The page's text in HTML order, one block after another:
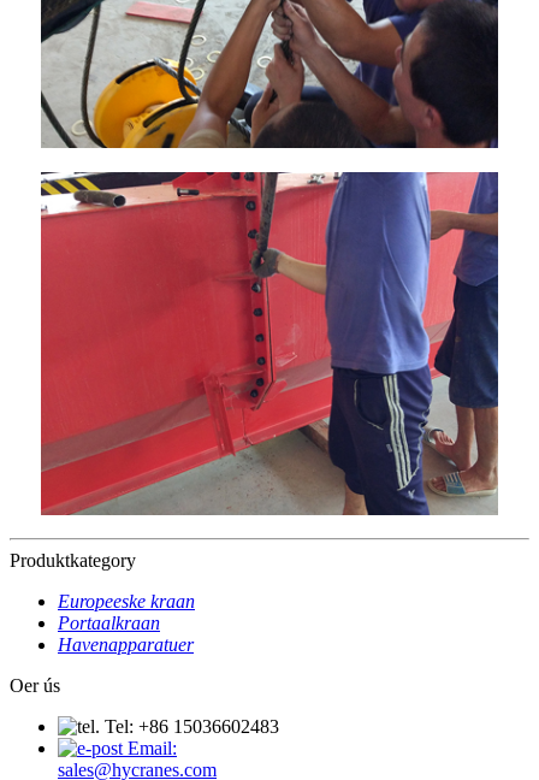
Produktkategory
Europeeske kraan
Portaalkraan
Havenapparatuer
Oer ús
Tel: +86 15036602483
Email:
sales@hycranes.com